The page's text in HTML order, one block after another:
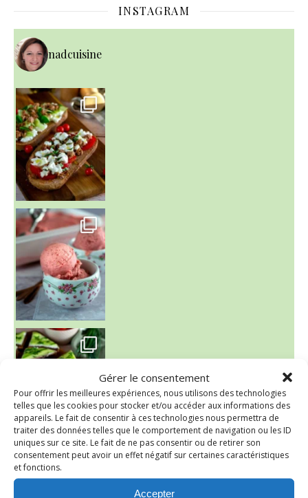
Gérer le consentement
Pour offrir les meilleures expériences, nous utilisons des technologies
telles que les cookies pour stocker et/ou accéder aux informations des
appareils. Le fait de consentir à ces technologies nous permettra de
traiter des données telles que le comportement de navigation ou les ID
uniques sur ce site. Le fait de ne pas consentir ou de retirer son
consentement peut avoir un effet négatif sur certaines caractéristiques
et fonctions.
Accepter
INSTAGRAM
nadcuisine
~ NICE CREAM À LA FRAISE ~
Presque un mois que
~ SALADE DE PÂTES AUX DEUX TOMATES THON ET BURRA